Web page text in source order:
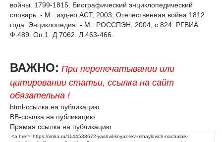
войны. 1799-1815. Биографический энциклопедический
словарь. - М.: изд-во АСТ, 2003; Отечественная война 1812
года. Энциклопедия. - М.: РОССПЭН, 2004, с.824. РГВИА
Ф.489. Оп.1. Д.7062. Л.463-466.
ВАЖНО: При перепечатывании или
цитировании статьи, ссылка на сайт
обязательна !
html-ссылка на публикацию
BB-ссылка на публикацию
Прямая ссылка на публикацию